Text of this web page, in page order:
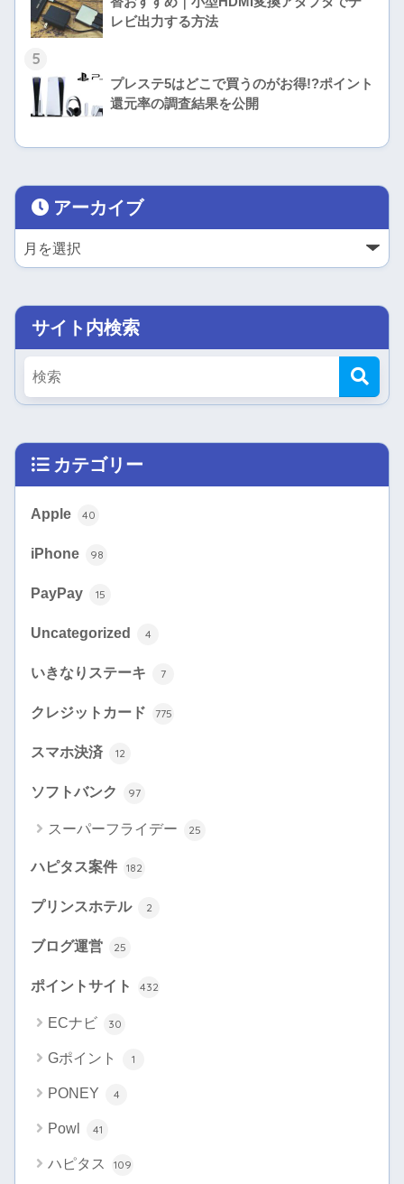
レビ出力する方法
5
プレステ5はどこで買うのがお得!?ポイント
還元率の調査結果を公開
アーカイブ
サイト内検索
カテゴリー
Apple 40
iPhone 98
PayPay 15
Uncategorized 4
いきなりステーキ 7
クレジットカード 775
スマホ決済 12
ソフトバンク 97
スーパーフライデー 25
ハピタス案件 182
プリンスホテル 2
ブログ運営 25
ポイントサイト 432
ECナビ 30
Gポイント 1
PONEY 4
Powl 41
ハピタス 109